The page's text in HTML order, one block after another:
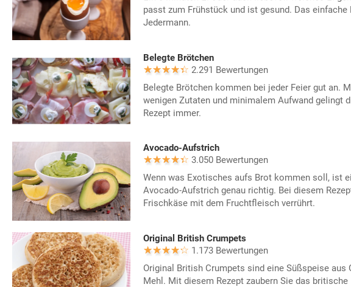
passt zum Frühstück und ist gesund. Das einfache
Jedermann.
Belegte Brötchen
2.291 Bewertungen
Belegte Brötchen kommen bei jeder Feier gut an.
wenigen Zutaten und minimalem Aufwand gelingt
Rezept immer.
Avocado-Aufstrich
3.050 Bewertungen
Wenn was Exotisches aufs Brot kommen soll, ist
Avocado-Aufstrich genau richtig. Bei diesem
Frischkäse mit dem Fruchtfleisch verrührt.
Original British Crumpets
1.173 Bewertungen
Original British Crumpets sind eine Süßspeise aus
Mehl. Mit diesem Rezept zaubern Sie das britische